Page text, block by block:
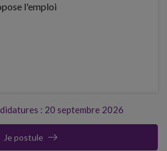
l'emploi
: 20 septembre 2026
Je postule